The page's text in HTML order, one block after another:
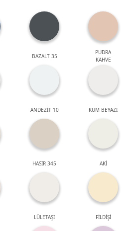
BAZALT 35
PUDRA
KAHVE
ANDEZİT 10 KUM BEYAZI
HASIR 345 AKİ
LÜLETAŞI FİLDİŞİ